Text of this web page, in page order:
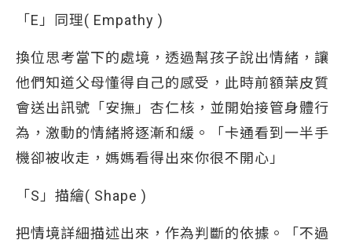
「E」同理( Empathy )
換位思考當下的處境，透過幫孩子說出情緒，讓
他們知道父母懂得自己的感受，此時前額葉皮質
會送出訊號「安撫」杏仁核，並開始接管身體行
為，激動的情緒將逐漸和緩。「卡通看到一半手
機卻被收走，媽媽看得出來你很不開心」
「S」描繪( Shape )
把情境詳細描述出來，作為判斷的依據。「不過